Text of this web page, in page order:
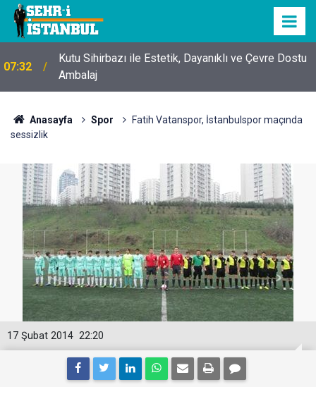
07:32
Kutu Sihirbazı ile Estetik, Dayanıklı ve Çevre Dostu
Ambalaj
Anasayfa Spor
Fatih Vatanspor, İstanbulspor maçında
sessizlik
22:20
17 Şubat 2014